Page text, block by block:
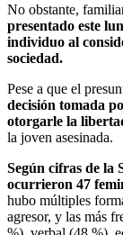
No obstante,
presentado este
individuo al
sociedad.
Pese a que el
decisión tomada
otorgarle la
la joven asesinada.
Según cifras de la
ocurrieron 47
hubo múltiples
agresor, y las más